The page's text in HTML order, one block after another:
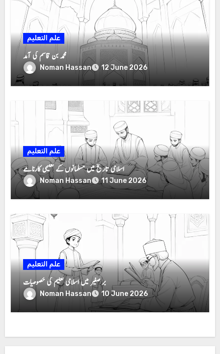
علم التعلیم
محمد بن قاسم کی آمد
Noman Hassan 12 June 2026
علم التعلیم
اسلامی تاریخ میں مسلمانوں کے تعلیمی کارنامے
Noman Hassan 11 June 2026
علم التعلیم
بر صغیر میں اسلامی تعلیم کی خصوصیات
Noman Hassan 10 June 2026